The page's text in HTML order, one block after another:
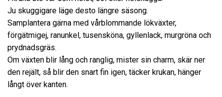
Ju skuggigare läge desto längre säsong.
Samplantera gärna med vårblommande lökväxter,
förgätmigej, ranunkel, tusensköna, gyllenlack, murgröna och
prydnadsgräs.
Om växten blir lång och ranglig, mister sin charm, skär ner
den rejält, så blir den snart fin igen, täcker krukan, hänger
långt över kanten.